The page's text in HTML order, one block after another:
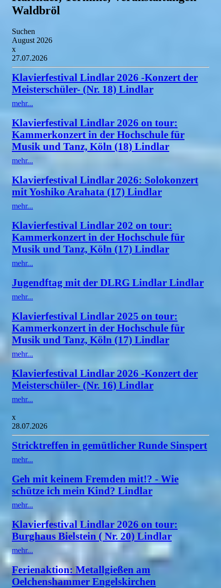
Waldbröl
Suchen
August 2026
x
27.07.2026
Klavierfestival Lindlar 2026 -Konzert der
Meisterschüler- (Nr. 18) Lindlar
mehr...
Klavierfestival Lindlar 2026 on tour:
Kammerkonzert in der Hochschule für
Musik und Tanz, Köln (18) Lindlar
mehr...
Klavierfestival Lindlar 2026: Solokonzert
mit Yoshiko Arahata (17) Lindlar
mehr...
Klavierfestival Lindlar 202 on tour:
Kammerkonzert in der Hochschule für
Musik und Tanz, Köln (17) Lindlar
mehr...
Jugendftag mit der DLRG Lindlar Lindlar
mehr...
Klavierfestival Lindlar 2025 on tour:
Kammerkonzert in der Hochschule für
Musik und Tanz, Köln (17) Lindlar
mehr...
Klavierfestival Lindlar 2026 -Konzert der
Meisterschüler- (Nr. 16) Lindlar
mehr...
x
28.07.2026
Stricktreffen in gemütlicher Runde Sinspert
mehr...
Geh mit keinem Fremden mit!? - Wie
schütze ich mein Kind? Lindlar
mehr...
Klavierfestival Lindlar 2026 on tour:
Burghaus Bielstein ( Nr. 20) Lindlar
mehr...
Ferienaktion: Metallgießen am
Oelchenshammer Engelskirchen